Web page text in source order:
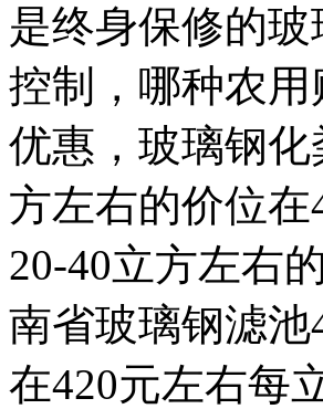
是终身保修的
控制， 哪种农用
优惠， 玻璃钢
方左右的价位
20-40立方左右
南省玻璃钢滤池
在420元左右每